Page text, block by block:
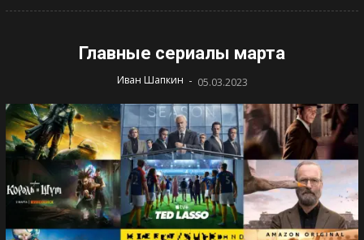
Главные сериалы марта
Иван Шапкин - 05.03.2023